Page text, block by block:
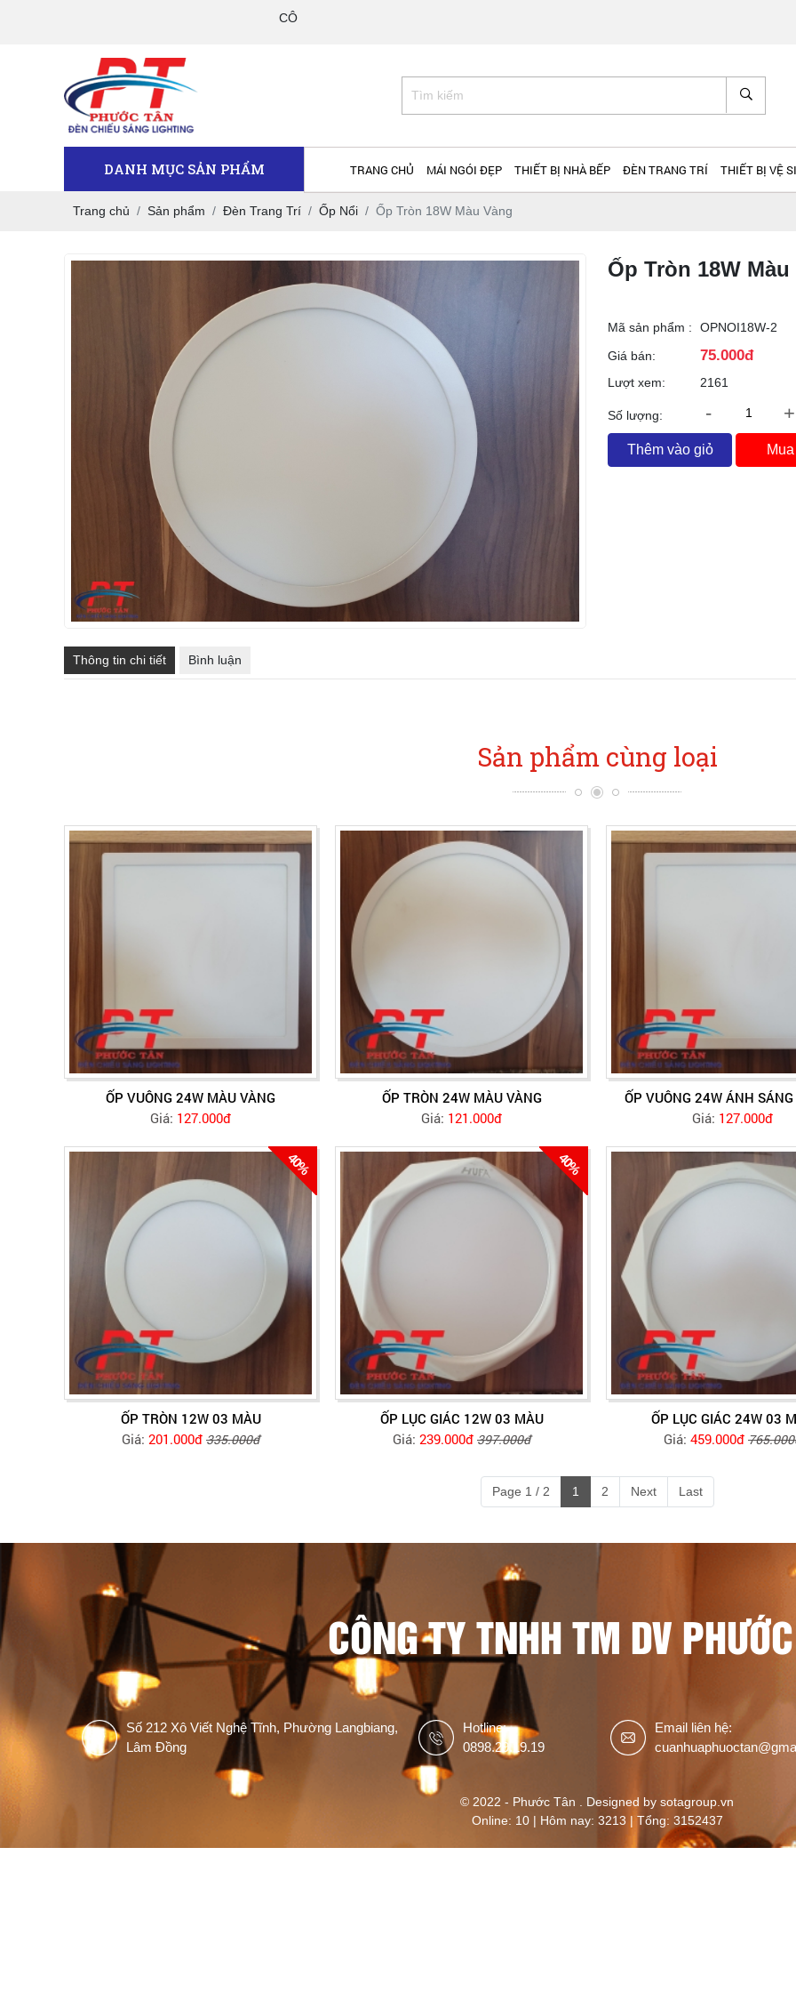
CÔNG TY TNHH TM DV PHƯỚC TÂN
DANH MỤC SẢN PHẨM TRANG CHỦ MÁI NGÓI ĐẸP THIẾT BỊ NHÀ BẾP ĐÈN TRANG TRÍ THIẾT BỊ VỆ
Trang chủ Sản phẩm Đèn Trang Trí Ốp Nổi Ốp Tròn 18W Màu Vàng
Ốp Tròn 18W Màu
Mã sản phẩm :
OPNOI18W-2
Giá bán:
75.000đ
Lượt xem: 2161
Số lượng: - +
Thêm vào giỏ
Thông tin chi tiết Bình luận
Sản phẩm cùng loại
ỐP VUÔNG 24W MÀU VÀNG
Giá: 127.000đ
ỐP TRÒN 24W MÀU VÀNG
Giá: 121.000đ
ỐP VUÔNG 24W ÁNH
Giá: 127.000đ
40%
ỐP TRÒN 12W 03 MÀU
Giá: 201.000đ 335.000đ
40%
ỐP LỤC GIÁC 12W 03 MÀU
Giá: 239.000đ 397.000đ
ỐP LỤC GIÁC 24W 03
Giá: 459.000đ
Page 1 / 2 1 2 Next Last
CÔNG TY TNHH TM DV
Số 212 Xô Viết Nghệ Tĩnh, Phường Langbiang,
Lâm Đồng
Hotline:
0898.29.19.19
Email liên hệ:
© 2022 - Phước Tân . Designed by sotagroup.vn
Online: 10 | Hôm nay: 3213 | Tổng: 3152437